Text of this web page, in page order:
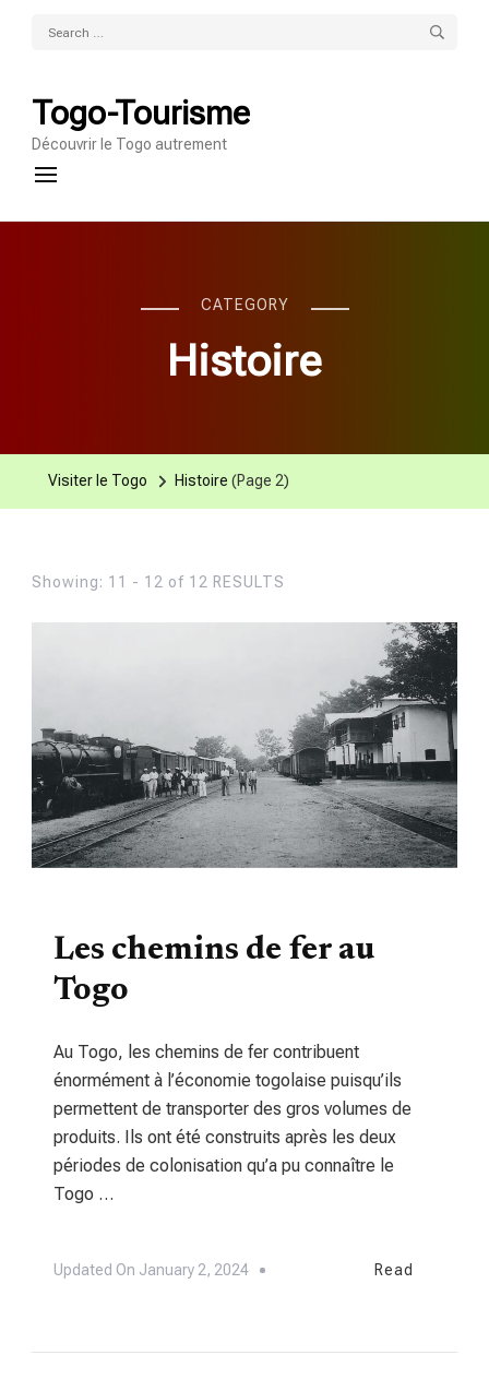
Search
Togo-Tourisme
Découvrir le Togo autrement
CATEGORY
Histoire
Visiter le Togo Histoire (Page 2)
Showing: 11 - 12 of 12 RESULTS
Les chemins de fer au
Togo
Au Togo, les chemins de fer contribuent
énormément à l’économie togolaise puisqu’ils
permettent de transporter des gros volumes de
produits. Ils ont été construits après les deux
périodes de colonisation qu’a pu connaître le
Togo …
Updated On January 2, 2024 Read